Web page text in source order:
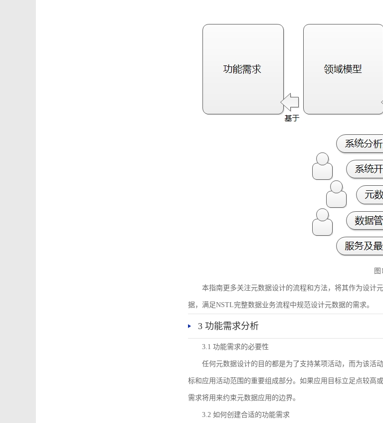
图
本指南更多关注元数据设计的流程和方法，将其作为设计
据，满足NSTL完整数据业务流程中规范设计元数据的需求。
3 功能需求分析
3.1 功能需求的必要性
任何元数据设计的目的都是为了支持某项活动，而为该活
标和应用活动范围的重要组成部分。如果应用目标立足点较高
需求将用来约束元数据应用的边界。
3.2 如何创建合适的功能需求